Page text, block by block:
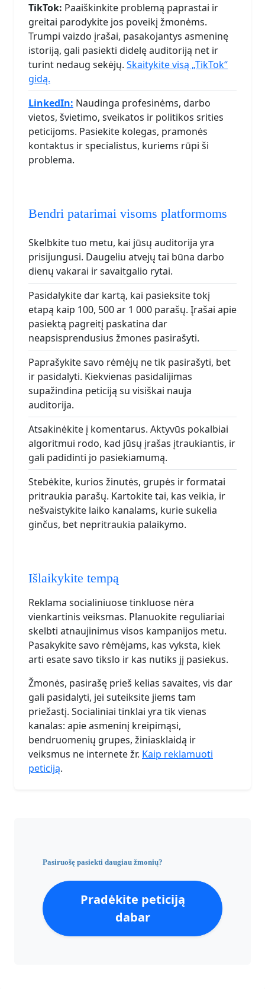
TikTok: Paaiškinkite problemą paprastai ir
greitai parodykite jos poveikį žmonėms.
Trumpi vaizdo įrašai, pasakojantys asmeninę
istoriją, gali pasiekti didelę auditoriją net ir
turint nedaug sekėjų. Skaitykite visą „TikTok“
gidą.
LinkedIn: Naudinga profesinėms, darbo
vietos, švietimo, sveikatos ir politikos srities
peticijoms. Pasiekite kolegas, pramonės
kontaktus ir specialistus, kuriems rūpi ši
problema.
Bendri patarimai visoms platformoms
Skelbkite tuo metu, kai jūsų auditorija yra
prisijungusi. Daugeliu atvejų tai būna darbo
dienų vakarai ir savaitgalio rytai.
Pasidalykite dar kartą, kai pasieksite tokį
etapą kaip 100, 500 ar 1 000 parašų. Įrašai apie
pasiektą pagreitį paskatina dar
neapsisprendusius žmones pasirašyti.
Paprašykite savo rėmėjų ne tik pasirašyti, bet
ir pasidalyti. Kiekvienas pasidalijimas
supažindina peticiją su visiškai nauja
auditorija.
Atsakinėkite į komentarus. Aktyvūs pokalbiai
algoritmui rodo, kad jūsų įrašas įtraukiantis, ir
gali padidinti jo pasiekiamumą.
Stebėkite, kurios žinutės, grupės ir formatai
pritraukia parašų. Kartokite tai, kas veikia, ir
nešvaistykite laiko kanalams, kurie sukelia
ginčus, bet nepritraukia palaikymo.
Išlaikykite tempą
Reklama socialiniuose tinkluose nėra
vienkartinis veiksmas. Planuokite reguliariai
skelbti atnaujinimus visos kampanijos metu.
Pasakykite savo rėmėjams, kas vyksta, kiek
arti esate savo tikslo ir kas nutiks jį pasiekus.
Žmonės, pasirašę prieš kelias savaites, vis dar
gali pasidalyti, jei suteiksite jiems tam
priežastį. Socialiniai tinklai yra tik vienas
kanalas: apie asmeninį kreipimąsi,
bendruomenių grupes, žiniasklaidą ir
veiksmus ne internete žr. Kaip reklamuoti
peticiją.
Pasiruošę pasiekti daugiau žmonių?
Pradėkite peticiją
dabar